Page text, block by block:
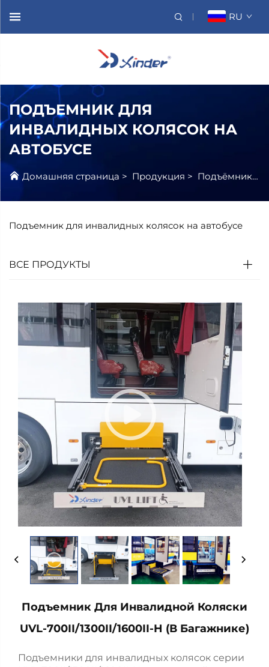
RU
ПОДЪЕМНИК ДЛЯ
ИНВАЛИДНЫХ КОЛЯСОК НА
АВТОБУСЕ
Домашняя страница > Продукция > Подъёмник Для Инвалидной Коляски
Подъемник для инвалидных колясок на автобусе
ВСЕ ПРОДУКТЫ
Подъемник Для Инвалидной Коляски
UVL-700II/1300II/1600II-H (в Багажнике)
Подъемники для инвалидных колясок серии